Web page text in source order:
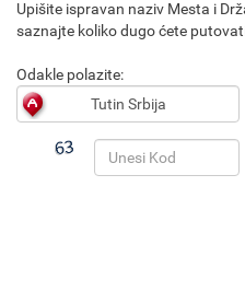
Upišite ispravan naziv Mesta i
saznajte koliko dugo ćete
Odakle polazite: